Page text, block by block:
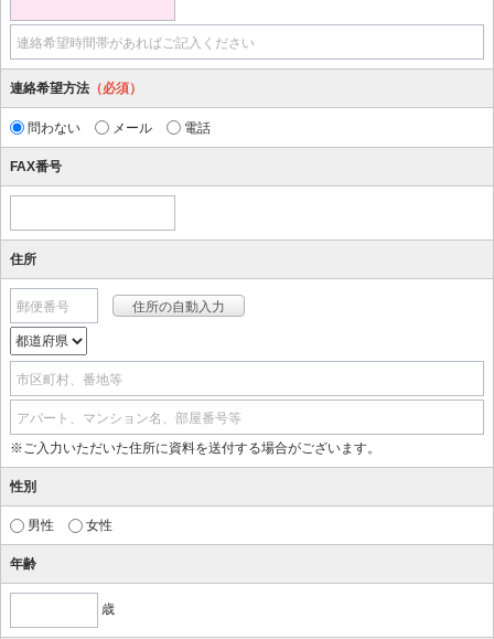
連絡希望時間帯があればご記入ください
連絡希望方法 （必須）
問わない メール 電話
FAX番号
住所
郵便番号
市区町村、番地等
アパート、マンション名、部屋番号等
※ご入力いただいた住所に資料を送付する場合がございます。
性別
男性 女性
年齢
歳